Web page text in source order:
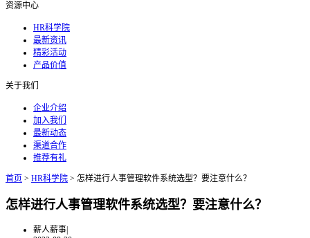
资源中心
HR科学院
最新资讯
精彩活动
产品价值
关于我们
企业介绍
加入我们
最新动态
渠道合作
推荐有礼
首页 > HR科学院 > 怎样进行人事管理软件系统选型？要注意什么？
怎样进行人事管理软件系统选型？要注意什么？
薪人薪事|